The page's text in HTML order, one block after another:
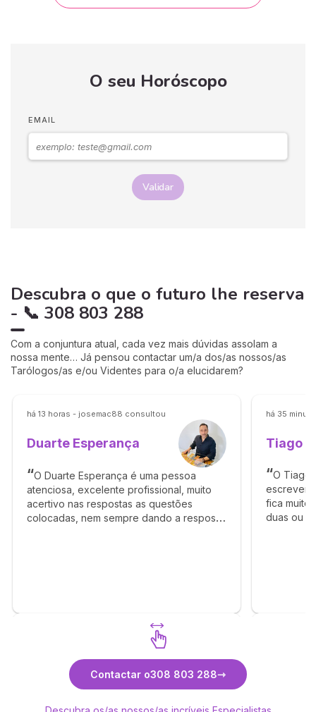
O seu Horóscopo
EMAIL
Validar
Descubra o que o futuro lhe reserva
- 📞 308 803 288
Com a conjuntura atual, cada vez mais dúvidas assolam a
nossa mente… Já pensou contactar um/a dos/as nossos/as
Tarólogos/as e/ou Videntes para o/a elucidarem?
há 13 horas - josemac88 consultou
Duarte Esperança
O Duarte Esperança é uma pessoa
atenciosa, excelente profissional, muito
acertivo nas respostas as questões
colocadas, nem sempre dando a resposta
Descubra Duarte Esperança
há 35
Tiago
O Tiago
escrever
fica muito
duas ou
Contactar o308 803 288